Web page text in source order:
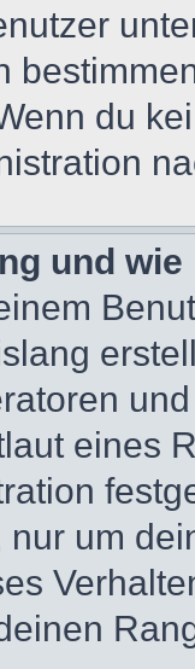
du
und
eines
nur um